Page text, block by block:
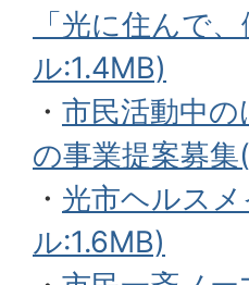
「光に住んで
ル:1.4MB)
・ 市民活動中
の事業提案募
・ 光市ヘルス
ル:1.6MB)